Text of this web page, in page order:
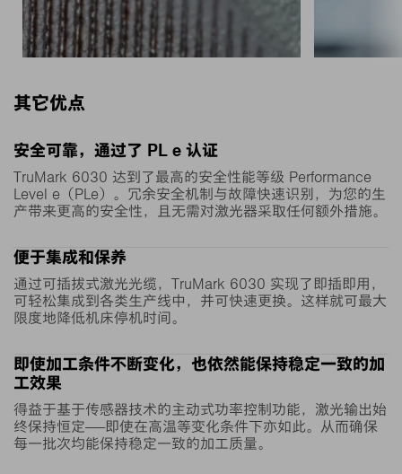
在产品形状设计上不受限制：即
使是形状高度复杂的表面，
TruMark 6030 也能够对其进行
精确打标与加工。
6030 也
实现对
其它优点
安全可靠，通过了 PL e 认证
TruMark 6030 达到了最高的安全性能等级 Performance
Level e（PLe）。冗余安全机制与故障快速识别，为您的生
产带来更高的安全性，且无需对激光器采取任何额外措施。
便于集成和保养
通过可插拔式激光光缆，TruMark 6030 实现了即插即用，
可轻松集成到各类生产线中，并可快速更换。这样就可最大
限度地降低机床停机时间。
即使加工条件不断变化，也依然能保持稳定一致的加
工效果
得益于基于传感器技术的主动式功率控制功能，激光输出始
终保持恒定——即使在高温等变化条件下亦如此。从而确保
每一批次均能保持稳定一致的加工质量。